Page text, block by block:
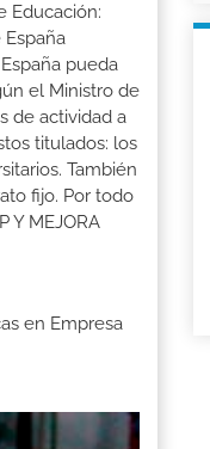
Educación:
pueda
el Ministro de
de actividad a
titulados: los
También
fijo. Por todo
Y MEJORA
en Empresa